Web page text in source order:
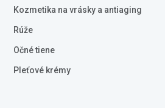
Kozmetika na vrásky a antiaging
Rúže
Očné tiene
Pleťové krémy